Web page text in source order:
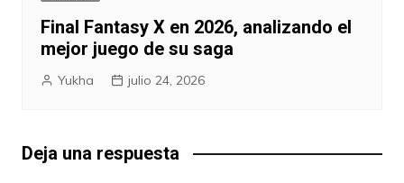
Final Fantasy X en 2026, analizando el
mejor juego de su saga
Yukha julio 24, 2026
Deja una respuesta